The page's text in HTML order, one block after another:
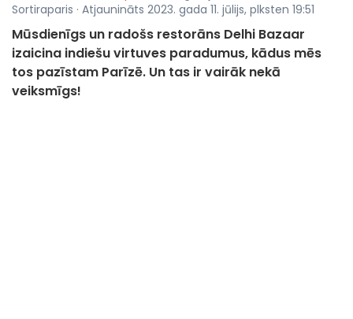
Sortiraparis · Atjaunināts 2023. gada 11. jūlijs, plksten 19:51
Mūsdienīgs un radošs restorāns Delhi Bazaar
izaicina indiešu virtuves paradumus, kādus mēs
tos pazīstam Parīzē. Un tas ir vairāk nekā
veiksmīgs!